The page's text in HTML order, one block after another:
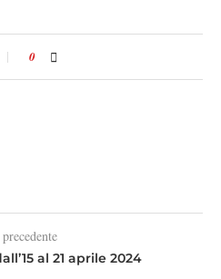
0
al 21 aprile 2024